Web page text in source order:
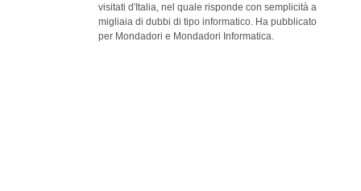
visitati d'Italia, nel quale risponde con semplicità a
migliaia di dubbi di tipo informatico. Ha pubblicato
per Mondadori e Mondadori Informatica.